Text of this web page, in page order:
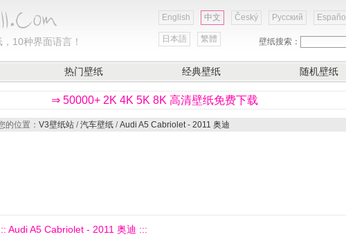
10种界面语言！
English 中文 Český Русский Español
日本語 繁體 壁纸搜索：
热门壁纸 经典壁纸 随机壁纸
⇒ 50000+ 2K 4K 5K 8K 高清壁纸免费下载
的位置： V3壁纸站 /汽车壁纸 /Audi A5 Cabriolet - 2011 奥迪
Audi A5 Cabriolet - 2011 奥迪 :::